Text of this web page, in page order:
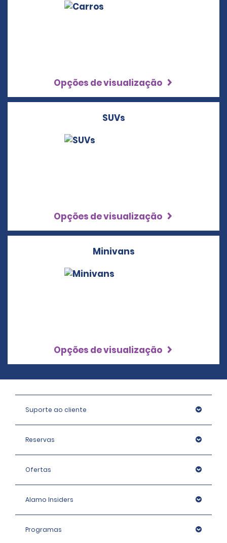
Opções de visualização
SUVs
Opções de visualização
Minivans
Opções de visualização
Suporte ao cliente
Reservas
Ofertas
Alamo Insiders
Programas